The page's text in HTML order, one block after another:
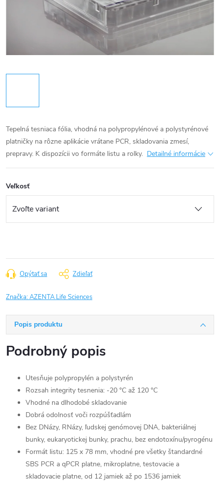
Tepelná tesniaca fólia, vhodná na polypropylénové a polystyrénové
platničky na rôzne aplikácie vrátane PCR, skladovania zmesí,
prepravy. K dispozícii vo formáte listu a rolky. Detailné informácie
Veľkosť
Opýtať sa Zdieľať
Značka:AZENTA Life Sciences
Popis produktu
Podrobný popis
Utesňuje polypropylén a polystyrén
Rozsah integrity tesnenia: -20 °C až 120 °C
Vhodné na dlhodobé skladovanie
Dobrá odolnosť voči rozpúšťadlám
Bez DNázy, RNázy, ľudskej genómovej DNA, bakteriálnej
bunky, eukaryotickej bunky, prachu, bez endotoxínu/pyrogénu
Formát listu: 125 x 78 mm, vhodné pre všetky štandardné
SBS PCR a qPCR platne, mikroplatne, testovacie a
skladovacie platne, od 12 jamiek až po 1536 jamiek